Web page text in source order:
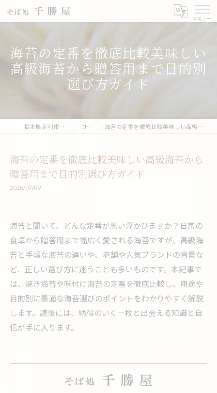
海苔の定番を徹底比較美味しい
高級海苔から贈答用まで目的別
選び方ガイド
栃木県足利市の蕎麦なら千勝屋 コラム 海苔の定番を徹底比較美味しい高級海苔から贈答用まで目的別選び方ガイド
海苔の定番を徹底比較美味しい高級海苔から
贈答用まで目的別選び方ガイド
2026/07/09
海苔と聞いて、どんな定番が思い浮かびますか？日常の
食卓から贈答用まで幅広く愛される海苔ですが、高級海
苔と手頃な海苔の違いや、老舗や人気ブランドの背景な
ど、正しい選び方に迷うことも多いものです。本記事で
は、焼き海苔や味付け海苔の定番を徹底比較し、用途や
目的別に最適な海苔選びのポイントをわかりやすく解説
します。読後には、納得のいく一枚と出会える知識と自
信が手に入ります。